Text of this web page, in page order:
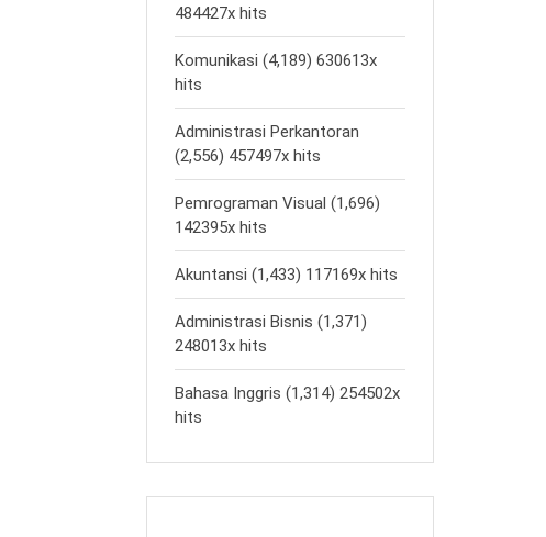
484427x hits
Komunikasi (4,189) 630613x
hits
Administrasi Perkantoran
(2,556) 457497x hits
Pemrograman Visual (1,696)
142395x hits
Akuntansi (1,433) 117169x hits
Administrasi Bisnis (1,371)
248013x hits
Bahasa Inggris (1,314) 254502x
hits